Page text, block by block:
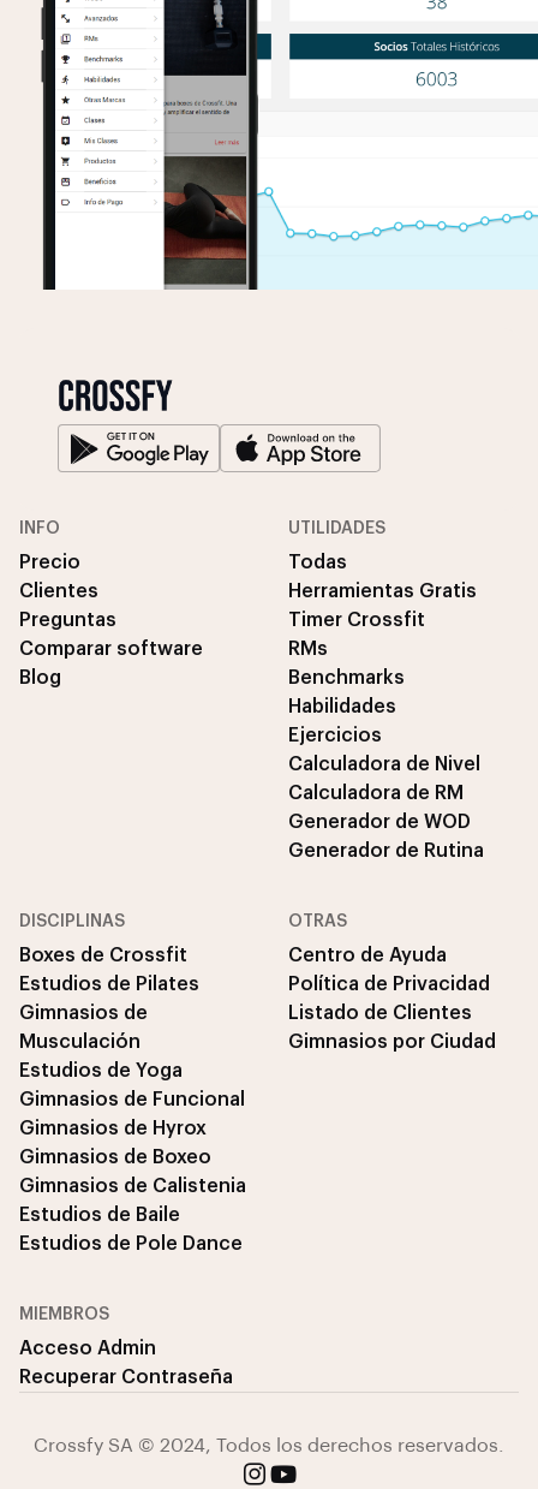
INFO
Precio
Clientes
Preguntas
Comparar software
Blog
UTILIDADES
Todas
Herramientas Gratis
Timer Crossfit
RMs
Benchmarks
Habilidades
Ejercicios
Calculadora de Nivel
Calculadora de RM
Generador de WOD
Generador de Rutina
DISCIPLINAS
Boxes de Crossfit
Estudios de Pilates
Gimnasios de
Musculación
Estudios de Yoga
Gimnasios de Funcional
Gimnasios de Hyrox
Gimnasios de Boxeo
Gimnasios de Calistenia
Estudios de Baile
Estudios de Pole Dance
OTRAS
Centro de Ayuda
Política de Privacidad
Listado de Clientes
Gimnasios por Ciudad
MIEMBROS
Acceso Admin
Recuperar Contraseña
Crossfy SA © 2024, Todos los derechos reservados.